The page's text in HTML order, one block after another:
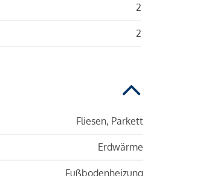
2
2
Fliesen, Parkett
Erdwärme
Fußbodenheizung